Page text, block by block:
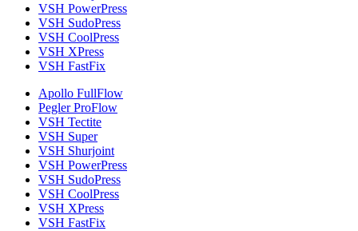
VSH PowerPress
VSH SudoPress
VSH CoolPress
VSH XPress
VSH FastFix
Apollo FullFlow
Pegler ProFlow
VSH Tectite
VSH Super
VSH Shurjoint
VSH PowerPress
VSH SudoPress
VSH CoolPress
VSH XPress
VSH FastFix